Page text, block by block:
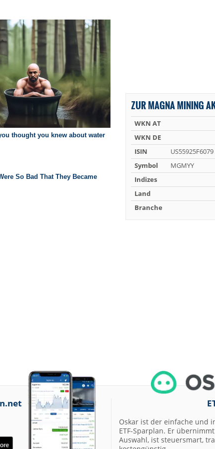
ZUR MAGNA MINING
WKN AT
WKN DE
ISIN
US55925F6079
Symbol
MGMYY
Indizes
Land
Branche
Oskar ist der einfache und
ETF-Sparplan. Er
Auswahl, ist steuersmart,